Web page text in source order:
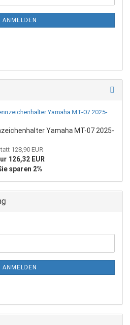
ANMELDEN
Yamaha MT-07 2025-
128,90 EUR
126,32 EUR
sparen 2%
ANMELDEN